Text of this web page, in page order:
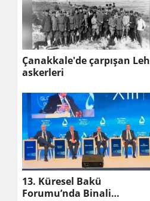
Çanakkale'de çarpışan Leh
askerleri
13. Küresel Bakü
Forumu’nda Binali